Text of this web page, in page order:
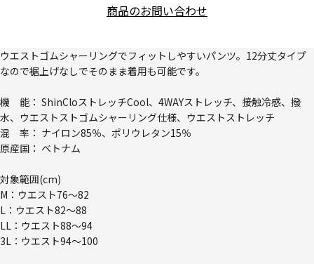
商品のお問い合わせ
ウエストゴムシャーリングでフィットしやすいパンツ。12分丈タイプ
なので裾上げなしでそのまま着用も可能です。
機 能： ShinCloストレッチCool、4WAYストレッチ、接触冷感、撥
水、ウエストストゴムシャーリング仕様、ウエストストレッチ
混 率： ナイロン85％、ポリウレタン15％
原産国： ベトナム
対象範囲(cm)
M：ウエスト76～82
L：ウエスト82～88
LL：ウエスト88～94
3L：ウエスト94～100